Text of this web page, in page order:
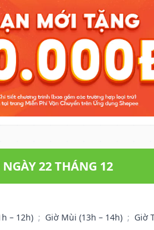
22 THÁNG 12
– 12h) ; Giờ Mùi (13h – 14h) ; Giờ